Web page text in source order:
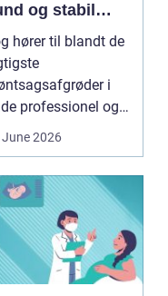
og stabil
hører til blandt de
i
professionel og
2026